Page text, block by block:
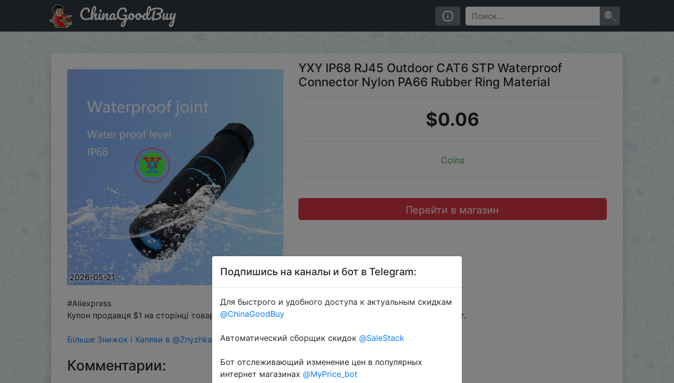
Купить по скидке: YXY IP68 RJ45 Outdoor CAT6 STP Waterproof Connector Nylon PA66 Rubber Ring Material
ChinaGoodBuy
2026-05-21
YXY IP68 RJ45 Outdoor CAT6 STP Waterproof
Connector Nylon PA66 Rubber Ring Material
$0.06
Coins
Перейти в магазин
#Aliexpress
Купон продавця $1 на сторінці товару + знижка монетками 87 Coins у додатку через розділ монет.
Більше Знижок і Халяви в @ZnyzhkaUA
Комментарии:
Подпишись на каналы и бот в Telegram:
Для быстрого и удобного доступа к актуальным скидкам
@ChinaGoodBuy
Автоматический сборщик скидок @SaleStack
Бот отслеживающий изменение цен в популярных
интернет магазинах @MyPrice_bot